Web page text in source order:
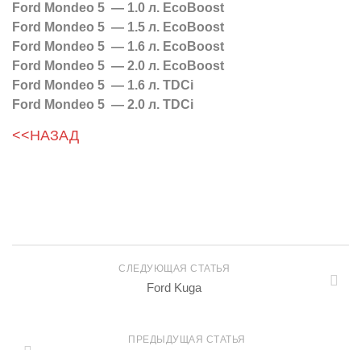
Ford Mondeo 5 — 1.0 л. EcoBoost
Ford Mondeo 5 — 1.5 л. EcoBoost
Ford Mondeo 5 — 1.6 л. EcoBoost
Ford Mondeo 5 — 2.0 л. EcoBoost
Ford Mondeo 5 — 1.6 л. TDCi
Ford Mondeo 5 — 2.0 л. TDCi
<<НАЗАД
СЛЕДУЮЩАЯ СТАТЬЯ
Ford Kuga
ПРЕДЫДУЩАЯ СТАТЬЯ